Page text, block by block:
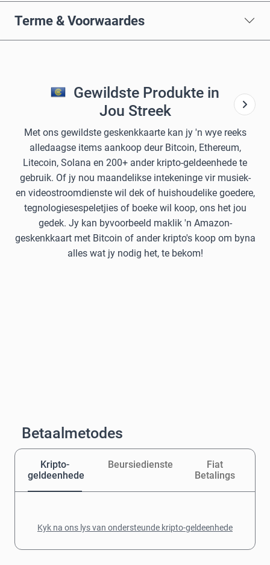
Terme & Voorwaardes
Gewildste Produkte in
Jou Streek
Met ons gewildste geskenkkaarte kan jy 'n wye reeks
alledaagse items aankoop deur Bitcoin, Ethereum,
Litecoin, Solana en 200+ ander kripto-geldeenhede te
gebruik. Of jy nou maandelikse intekeninge vir musiek-
en videostroomdienste wil dek of huishoudelike goedere,
tegnologiesespeletjies of boeke wil koop, ons het jou
gedek. Jy kan byvoorbeeld maklik 'n Amazon-
geskenkkaart met Bitcoin of ander kripto's koop om byna
alles wat jy nodig het, te bekom!
Betaalmetodes
Kripto-
geldeenhede
Beursiedienste
Fiat
Betalings
Kyk na ons lys van ondersteunde kripto-geldeenhede